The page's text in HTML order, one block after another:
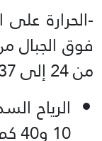
من 24 إلى 37 درجة.
الرياح
10 و40 كم /س.